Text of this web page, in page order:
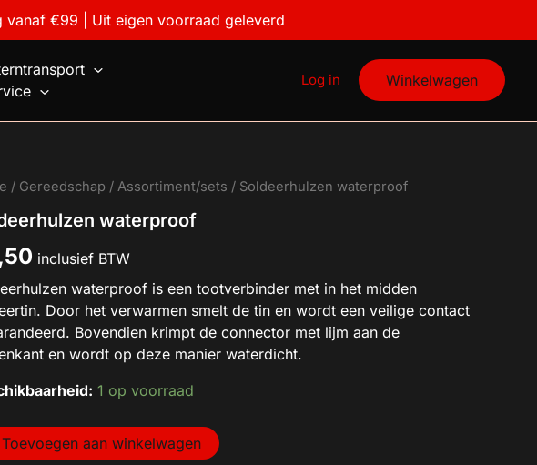
vanaf €99 | Uit eigen voorraad geleverd
Log in Winkelwagen
/ Gereedschap / Assortiment/sets / Soldeerhulzen waterproof
waterproof
inclusief BTW
waterproof is een tootverbinder met in het midden
Door het verwarmen smelt de tin en wordt een veilige contact
Bovendien krimpt de connector met lijm aan de
en wordt op deze manier waterdicht.
1 op voorraad
Toevoegen aan winkelwagen